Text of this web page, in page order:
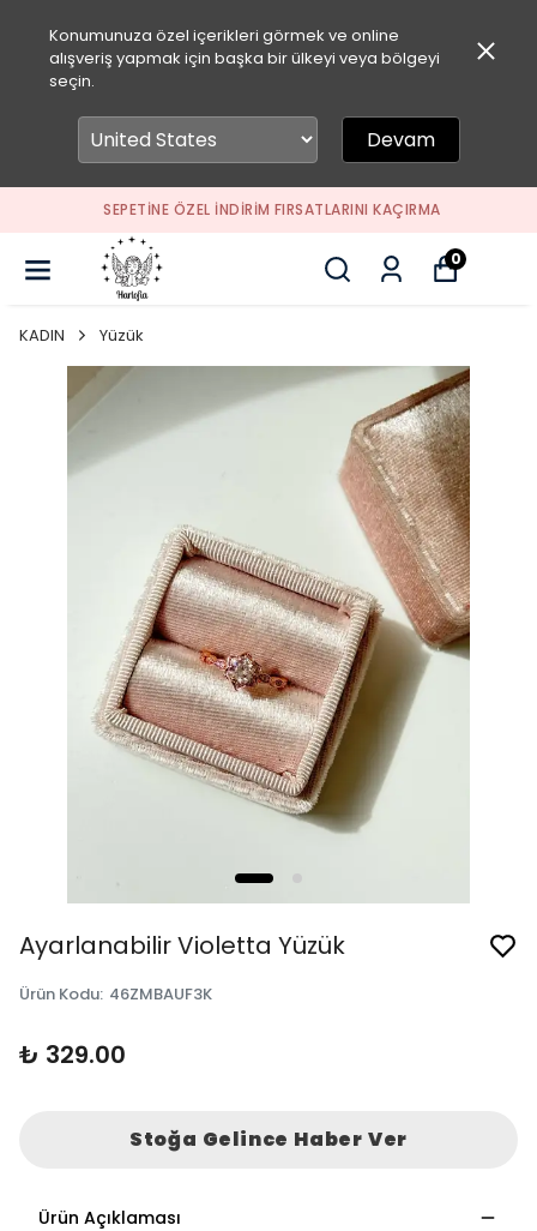
Konumunuza özel içerikleri görmek ve online
alışveriş yapmak için başka bir ülkeyi veya bölgeyi
seçin.
Devam
SEPETİNE ÖZEL İNDİRİM FIRSATLARINI KAÇIRMA
0
KADIN Yüzük
Ayarlanabilir Violetta Yüzük
Ürün Kodu: 46ZMBAUF3K
₺ 329.00
Stoğa Gelince Haber Ver
Ürün Açıklaması